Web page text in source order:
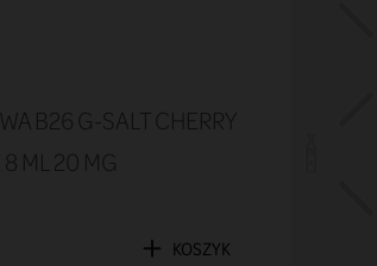
B26 G-SALT CHERRY
8 ML 20 MG
KOSZYK